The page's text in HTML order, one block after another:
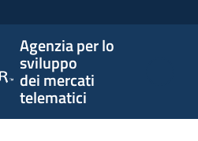
Agenzia per lo
sviluppo
dei mercati
telematici